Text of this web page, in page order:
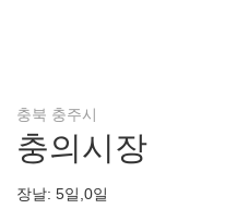
충북 충주시
충의시장
장날: 5일,0일